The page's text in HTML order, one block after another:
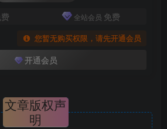
全站会员 免费
您暂无购买权限，请先开通会员
开通会员
文章版权声
明